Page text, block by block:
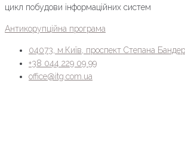
цикл побудови інформаційних систем
Антикорупційна програма
04073, м.Київ, проспект Степана
+38 044 229 09 99
office@itg.com.ua